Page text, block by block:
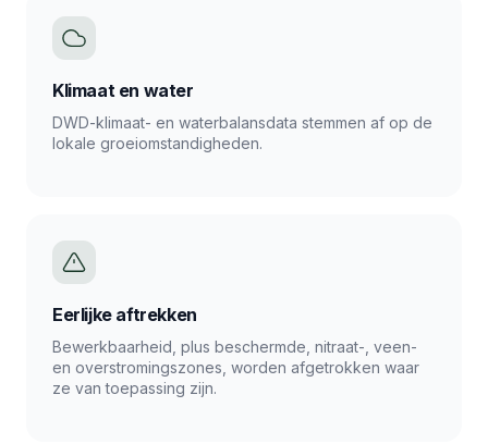
Klimaat en water
DWD-klimaat- en waterbalansdata stemmen af op de
lokale groeiomstandigheden.
Eerlijke aftrekken
Bewerkbaarheid, plus beschermde, nitraat-, veen-
en overstromingszones, worden afgetrokken waar
ze van toepassing zijn.